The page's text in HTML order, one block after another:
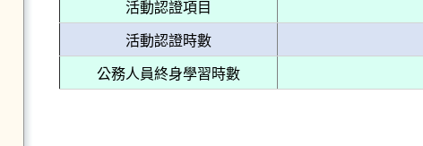
活動認證項目
活動認證時數
公務人員終身學習時數